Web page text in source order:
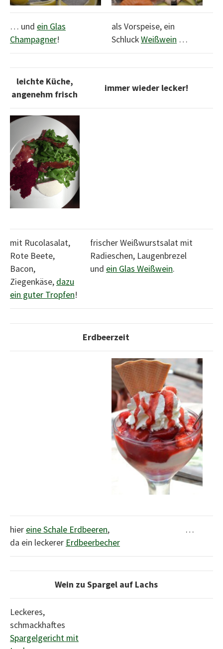
… und ein Glas
Champagner!
als Vorspeise, ein
SchluckWeißwein …
leichte Küche,
angenehm frisch
immer wieder lecker!
mit Rucolasalat,
Rote Beete,
Bacon,
Ziegenkäse, dazu
ein guter Tropfen!
frischer Weißwurstsalat mit
Radieschen, Laugenbrezel
und ein Glas Weißwein.
Erdbeerzeit
hier eine Schale Erdbeeren, …
da ein leckerer Erdbeerbecher
Wein zu Spargel auf Lachs
Leckeres,
schmackhaftes
Spargelgericht mit